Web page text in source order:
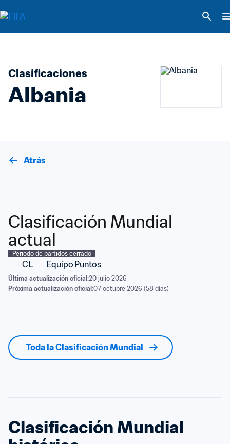
Clasificaciones
Albania
Atrás
Clasificación Mundial
actual
Periodo de partidos cerrado
CL Equipo Puntos
Última actualización oficial:20 julio 2026
Próxima actualización oficial:07 octubre 2026 (58 días)
Toda la Clasificación Mundial
Clasificación Mundial